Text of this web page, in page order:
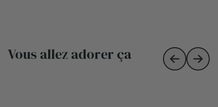
Vous allez adorer ça
Skip toSkip